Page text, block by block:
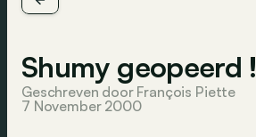
Shumy geopeerd !
Geschreven door François Piette
7 November 2000